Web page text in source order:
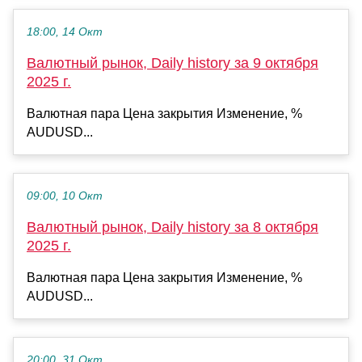
18:00, 14 Окт
Валютный рынок, Daily history за 9 октября
2025 г.
Валютная пара Цена закрытия Изменение, %
AUDUSD...
09:00, 10 Окт
Валютный рынок, Daily history за 8 октября
2025 г.
Валютная пара Цена закрытия Изменение, %
AUDUSD...